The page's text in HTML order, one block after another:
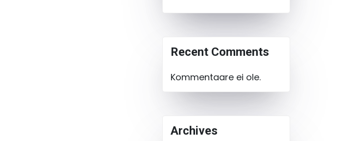
Recent Comments
Kommentaare ei ole.
Archives